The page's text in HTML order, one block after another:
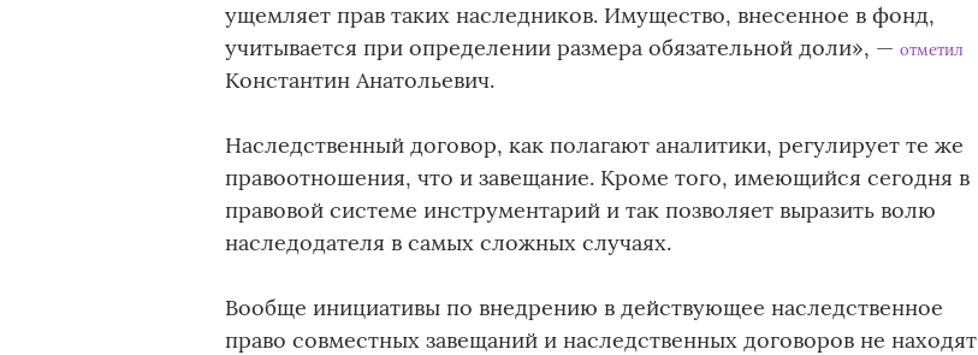
ущемляет прав таких наследников. Имущество, внесенное в фонд,
учитывается при определении размера обязательной доли», — отметил
Константин Анатольевич.
Наследственный договор, как полагают аналитики, регулирует те же
правоотношения, что и завещание. Кроме того, имеющийся сегодня в
правовой системе инструментарий и так позволяет выразить волю
наследодателя в самых сложных случаях.
Вообще инициативы по внедрению в действующее наследственное
право совместных завещаний и наследственных договоров не находят